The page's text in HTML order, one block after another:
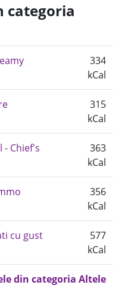
categoria
334
kCal
315
kCal
- Chief's
363
kCal
356
kCal
cu gust
577
kCal
din categoria Altele